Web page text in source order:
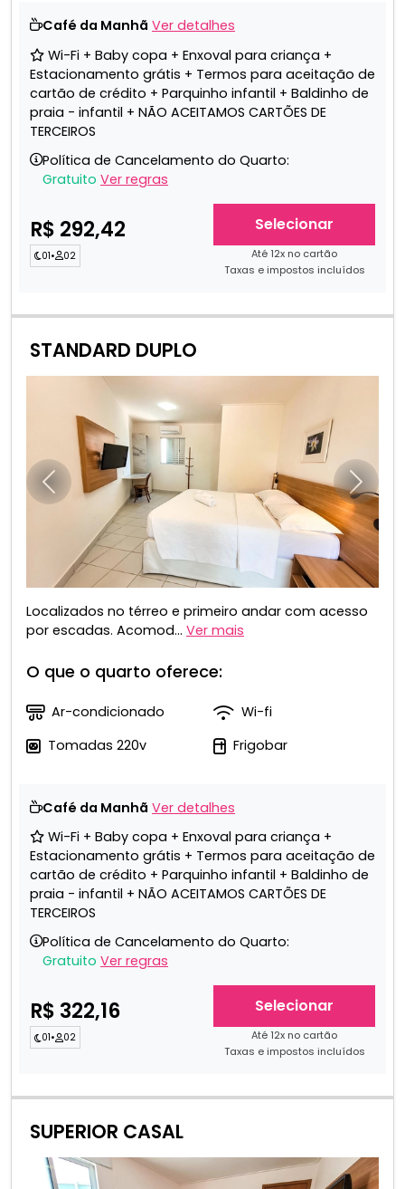
Café da Manhã Ver detalhes
Wi-Fi + Baby copa + Enxoval para criança +
Estacionamento grátis + Termos para aceitação de
cartão de crédito + Parquinho infantil + Baldinho de
praia - infantil + NÃO ACEITAMOS CARTÕES DE
TERCEIROS
Política de Cancelamento do Quarto:
Gratuito Ver regras
R$ 292,42
01• 02
Selecionar
Até 12x no cartão
Taxas e impostos incluídos
STANDARD DUPLO
Anterior
Localizados no térreo e primeiro andar com acesso
por escadas. Acomod... Ver mais
O que o quarto oferece:
Ar-condicionado
Wi-fi
Tomadas 220v
Frigobar
Café da Manhã Ver detalhes
Wi-Fi + Baby copa + Enxoval para criança +
Estacionamento grátis + Termos para aceitação de
cartão de crédito + Parquinho infantil + Baldinho de
praia - infantil + NÃO ACEITAMOS CARTÕES DE
TERCEIROS
Política de Cancelamento do Quarto:
Gratuito Ver regras
R$ 322,16
01• 02
Selecionar
Até 12x no cartão
Taxas e impostos incluídos
SUPERIOR CASAL